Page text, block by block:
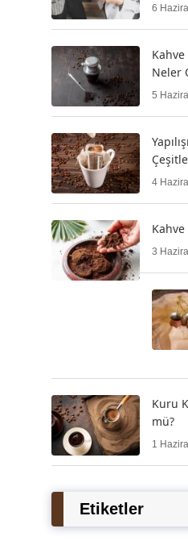
6
Neler
5
4
Kahve
3
Kuru
mü?
1
Etiketler